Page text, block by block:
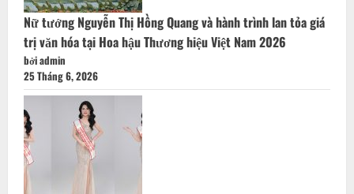
Vẻ đẹp người phụ nữ quan họ trong hình hài Hoa hậu Trí
tuệ Đỗ Thị Nhị
bởi admin
22 Tháng 4, 2026